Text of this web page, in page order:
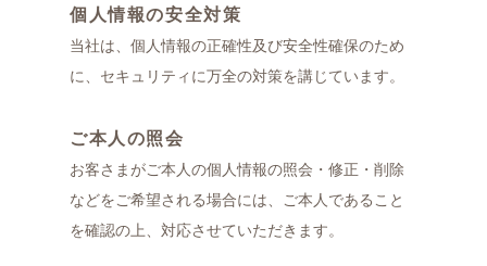
個人情報の安全対策
当社は、個人情報の正確性及び安全性確保のため
に、セキュリティに万全の対策を講じています。
ご本人の照会
お客さまがご本人の個人情報の照会・修正・削除
などをご希望される場合には、ご本人であること
を確認の上、対応させていただきます。